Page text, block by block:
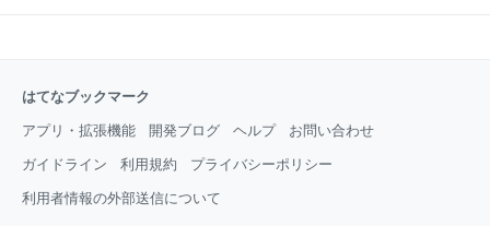
はてなブックマーク
アプリ・拡張機能 開発ブログ ヘルプ お問い合わせ
ガイドライン 利用規約 プライバシーポリシー
利用者情報の外部送信について